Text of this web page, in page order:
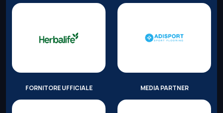
FORNITORE UFFICIALE MEDIA PARTNER